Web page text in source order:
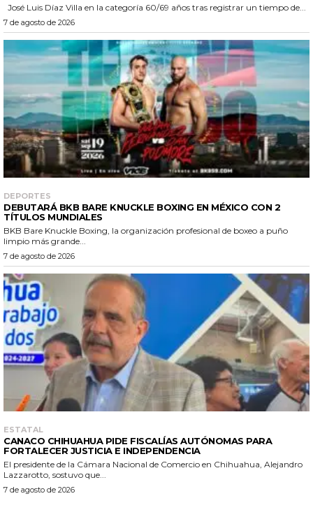
José Luis Díaz Villa en la categoría 60/69 años tras registrar un tiempo de...
7 de agosto de 2026
DEPORTES
DEBUTARÁ BKB BARE KNUCKLE BOXING EN MÉXICO CON 2
TÍTULOS MUNDIALES
BKB Bare Knuckle Boxing, la organización profesional de boxeo a puño
limpio más grande...
7 de agosto de 2026
ESTATAL
CANACO CHIHUAHUA PIDE FISCALÍAS AUTÓNOMAS PARA
FORTALECER JUSTICIA E INDEPENDENCIA
El presidente de la Cámara Nacional de Comercio en Chihuahua, Alejandro
Lazzarotto, sostuvo que...
7 de agosto de 2026